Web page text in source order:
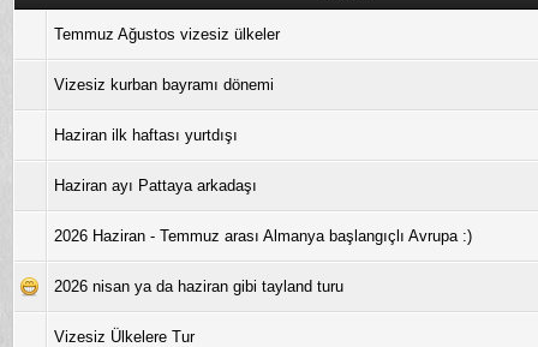
Temmuz Ağustos vizesiz ülkeler
Vizesiz kurban bayramı dönemi
Haziran ilk haftası yurtdışı
Haziran ayı Pattaya arkadaşı
2026 Haziran - Temmuz arası Almanya başlangıçlı Avrupa :)
2026 nisan ya da haziran gibi tayland turu
Vizesiz Ülkelere Tur